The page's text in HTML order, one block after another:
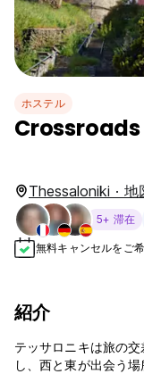
ホステル
Crossroads
Thessaloniki · 地
5+ 滞在
無料キャンセルをご
紹介
テッサロニキは旅の
し、西と東が出会う